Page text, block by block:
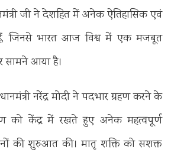
जी ने देशहित में अनेक ऐतिहासिक एवं
हैं, जिनसे भारत आज विश्व में एक मजबूत
आया है।
नरेंद्र मोदी ने पदभार ग्रहण करने के
को केंद्र में रखते हुए अनेक महत्वपूर्ण
की शुरुआत की। मातृ शक्ति को सशक्त